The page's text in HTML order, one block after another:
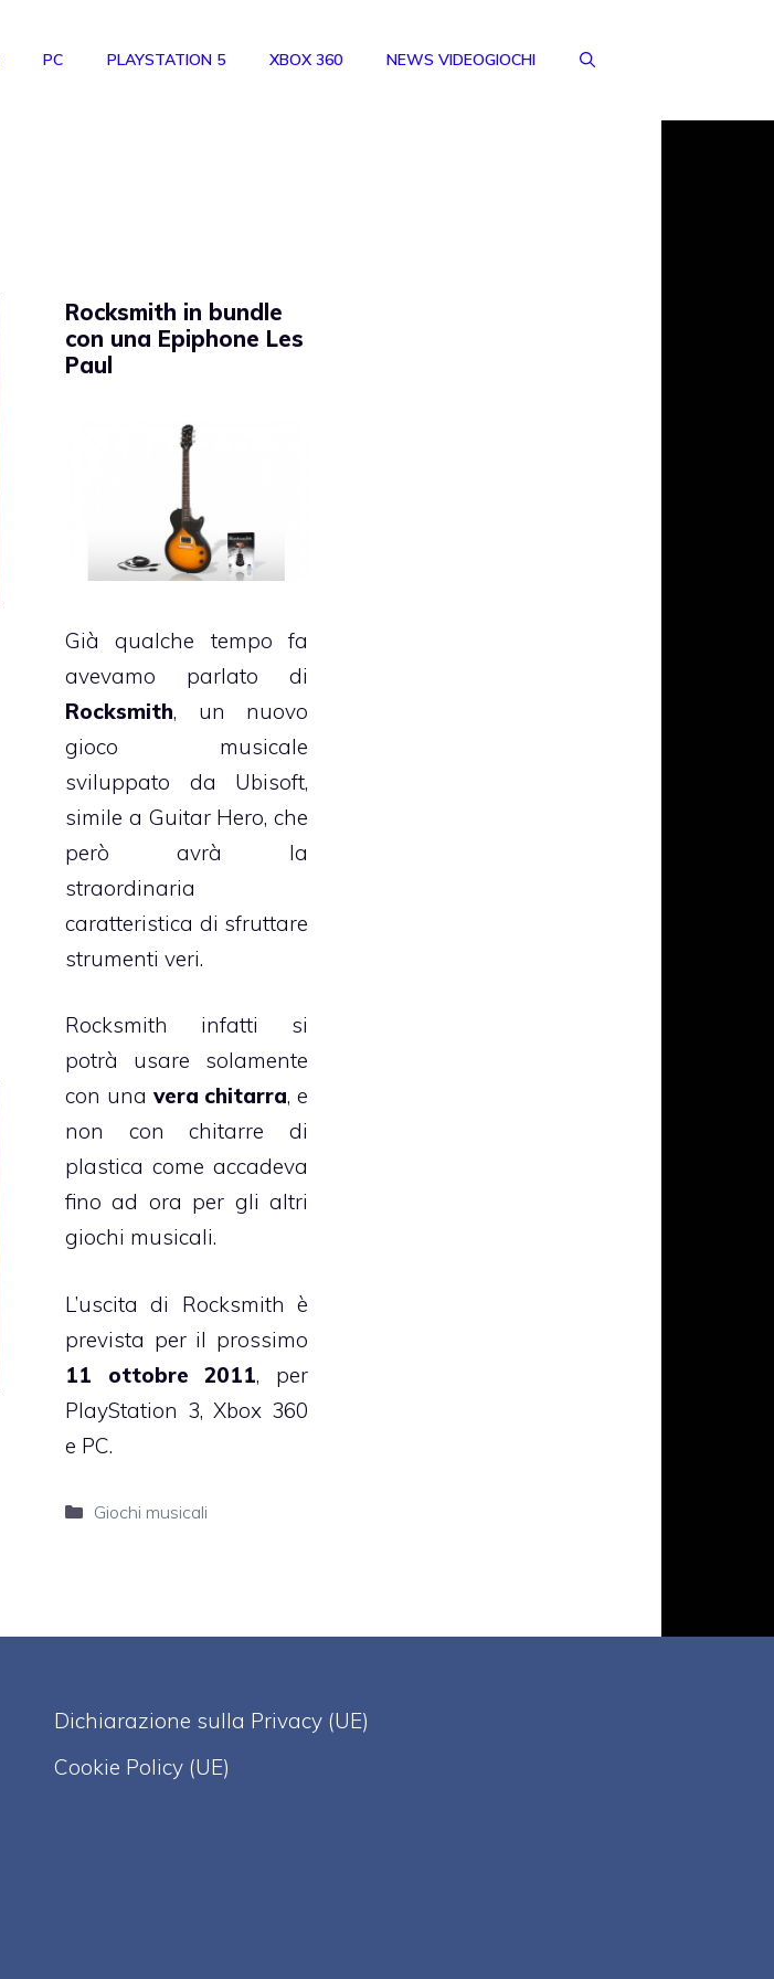
PC PLAYSTATION 5 XBOX 360 NEWS VIDEOGIOCHI
Rocksmith in bundle
con una Epiphone Les
Paul
Già qualche tempo fa
avevamo parlato di
Rocksmith, un nuovo
gioco musicale
sviluppato da Ubisoft,
simile a Guitar Hero, che
però avrà la
straordinaria
caratteristica di sfruttare
strumenti veri.
Rocksmith infatti si
potrà usare solamente
con una vera chitarra, e
non con chitarre di
plastica come accadeva
fino ad ora per gli altri
giochi musicali.
L’uscita di Rocksmith è
prevista per il prossimo
11 ottobre 2011, per
PlayStation 3, Xbox 360
e PC.
Categorie
Giochi musicali
Dichiarazione sulla Privacy (UE)
Cookie Policy (UE)